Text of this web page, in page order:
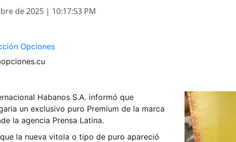
de 2025 | 10:17:53 PM
Opciones
Habanos S.A. informó que
un exclusivo puro Premium de la marca
la agencia Prensa Latina.
la nueva vitola o tipo de puro apareció